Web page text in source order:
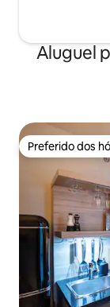
Aluguel
Preferido dos
Preferido dos